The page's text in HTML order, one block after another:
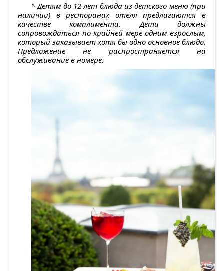
* Детям до 12 лет блюда из детского меню (при
наличии) в ресторанах отеля предлагаются в
качестве комплимента. Дети должны
сопровождаться по крайней мере одним взрослым,
который заказывает хотя бы одно основное блюдо.
Предложение не распространяется на
обслуживание в номере.